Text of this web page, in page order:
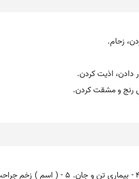
اذیت کردن.
رنج و مشقت کردن.